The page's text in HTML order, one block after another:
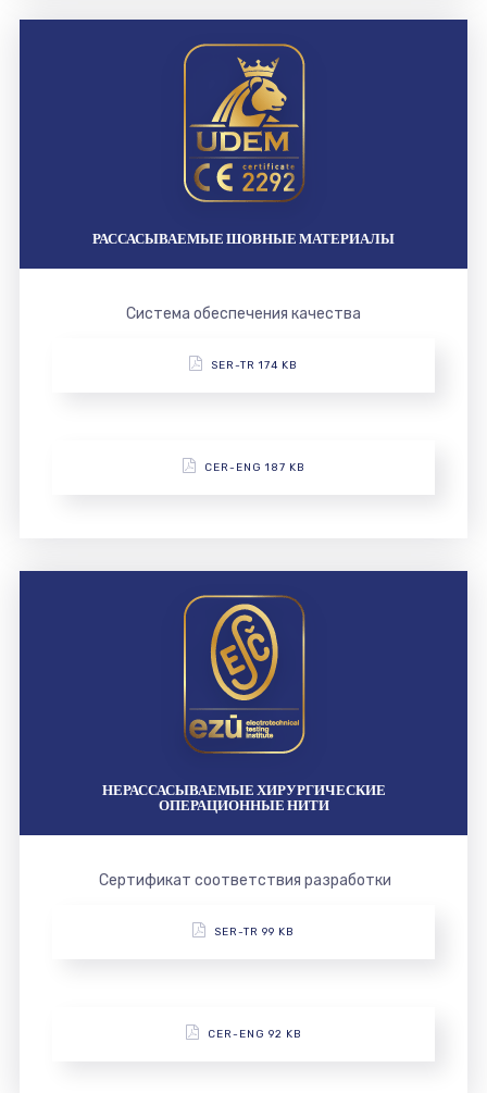
РАССАСЫВАЕМЫЕ ШОВНЫЕ МАТЕРИАЛЫ
Система обеспечения качества
SER-TR 174 KB
CER-ENG 187 KB
НЕРАССАСЫВАЕМЫЕ ХИРУРГИЧЕСКИЕ
ОПЕРАЦИОННЫЕ НИТИ
Сертификат соответствия разработки
SER-TR 99 KB
CER-ENG 92 KB